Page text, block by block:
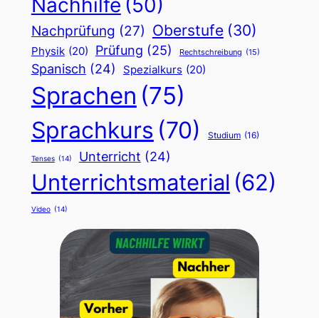
Nachhilfe (50)
Nachprüfung (27) Oberstufe (30)
Physik (20) Prüfung (25) Rechtschreibung (15)
Spanisch (24) Spezialkurs (20)
Sprachen (75)
Sprachkurs (70) Studium (16)
Tenses (14) Unterricht (24)
Unterrichtsmaterial (62)
Video (14)